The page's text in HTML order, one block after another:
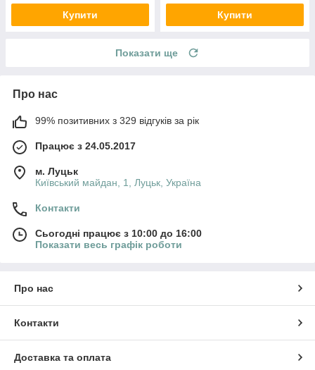
Купити Купити
Показати ще
Про нас
99% позитивних з 329 відгуків за рік
Працює з 24.05.2017
м. Луцьк
Київський майдан, 1, Луцьк, Україна
Контакти
Сьогодні працює з 10:00 до 16:00
Показати весь графік роботи
Про нас
Контакти
Доставка та оплата